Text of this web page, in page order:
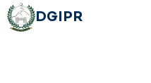
DGIPR